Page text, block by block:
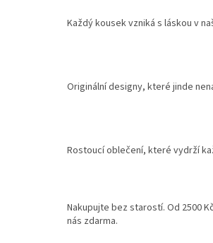
Každý kousek vzniká s láskou v
Originální designy, které jinde
Rostoucí oblečení, které vydrží
Nakupujte bez starostí. Od 2500
nás zdarma.